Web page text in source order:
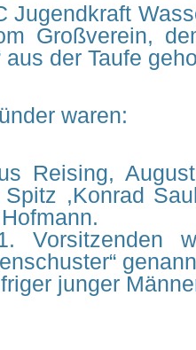
Jugendkraft
Großverein,
aus der Taufe
waren:
Reising,
Spitz ,Konrad
Vorsitzenden
junger